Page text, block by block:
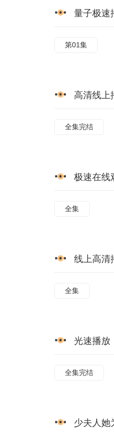
量子极速
第01集
高清线上
全集完结
极速在线
全集
线上高清
全集
光速播放
全集完结
少夫人她